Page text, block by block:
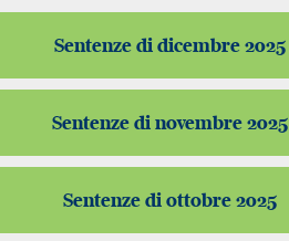
Sentenze di dicembre 2025
Sentenze di novembre 2025
Sentenze di ottobre 2025